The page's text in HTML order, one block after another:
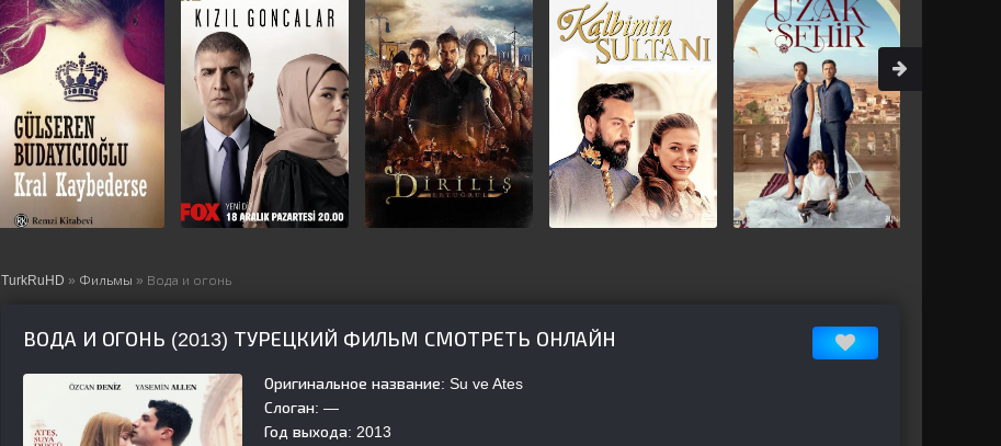
TurkRuHD » Фильмы » Вода и огонь
ВОДА И ОГОНЬ (2013) ТУРЕЦКИЙ ФИЛЬМ СМОТРЕТЬ ОНЛАЙН
Оригинальное название: Su ve Ates
Слоган: —
Год выхода: 2013